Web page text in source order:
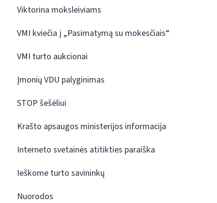
Viktorina moksleiviams
VMI kviečia į „Pasimatymą su mokesčiais“
VMI turto aukcionai
Įmonių VDU palyginimas
STOP šešėliui
Krašto apsaugos ministerijos informacija
Interneto svetainės atitikties paraiška
Ieškome turto savininkų
Nuorodos